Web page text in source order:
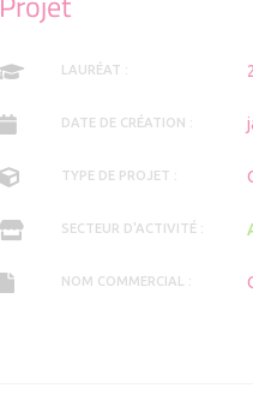
LAURÉAT :
DATE DE CRÉATION :
TYPE DE PROJET :
SECTEUR D'ACTIVITÉ :
NOM COMMERCIAL :